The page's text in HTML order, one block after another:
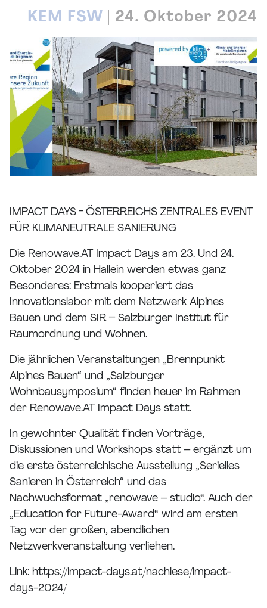
KEM FSW 24. Oktober 2024
IMPACT DAYS - ÖSTERREICHS ZENTRALES EVENT
FÜR KLIMANEUTRALE SANIERUNG
Die Renowave.AT Impact Days am 23. Und 24.
Oktober 2024 in Hallein werden etwas ganz
Besonderes: Erstmals kooperiert das
Innovationslabor mit dem Netzwerk Alpines
Bauen und dem SIR – Salzburger Institut für
Raumordnung und Wohnen.
Die jährlichen Veranstaltungen „Brennpunkt
Alpines Bauen“ und „Salzburger
Wohnbausymposium“ finden heuer im Rahmen
der Renowave.AT Impact Days statt.
In gewohnter Qualität finden Vorträge,
Diskussionen und Workshops statt – ergänzt um
die erste österreichische Ausstellung „Serielles
Sanieren in Österreich“ und das
Nachwuchsformat „renowave – studio“. Auch der
„Education for Future-Award“ wird am ersten
Tag vor der großen, abendlichen
Netzwerkveranstaltung verliehen.
Link: https://impact-days.at/nachlese/impact-
days-2024/